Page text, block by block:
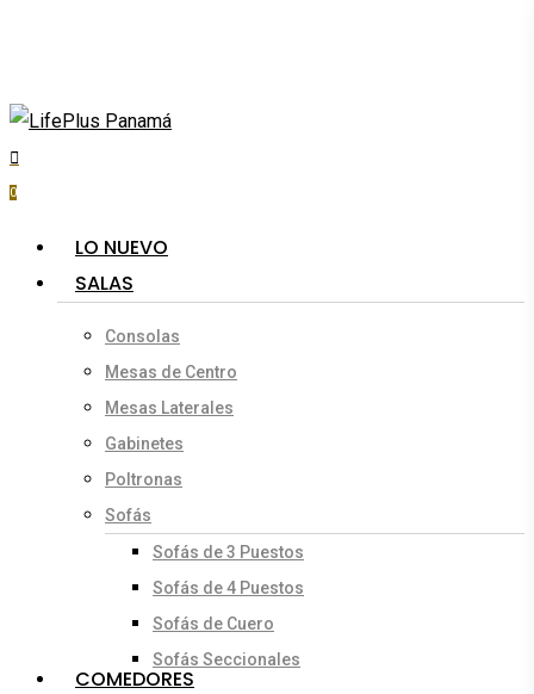
content
search
account
0
LO NUEVO
SALAS
Consolas
Mesas de Centro
Mesas Laterales
Gabinetes
Poltronas
Sofás
Sofás de 3 Puestos
Sofás de 4 Puestos
Sofás de Cuero
Sofás Seccionales
COMEDORES